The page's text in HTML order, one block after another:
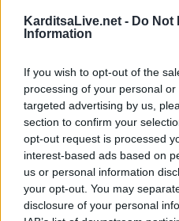
KarditsaLive.net - Do Not
Information
If you wish to opt-out of the
processing of your personal
targeted advertising by us,
section to confirm your
opt-out request is processed
interest-based ads based on
us or personal information
your opt-out. You may
disclosure of your personal
ΚατηγορίαΑρχείο 17 Μαϊ 2023
Έναρξη Προηγούμενο 1
5 Επόμενο Τέλος